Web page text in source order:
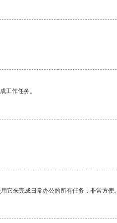
工作任务。
它来完成日常办公的所有任务，非常方便。